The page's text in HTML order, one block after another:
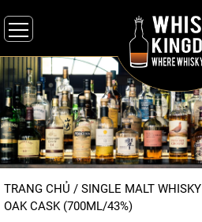
TRANG CHỦ / SINGLE MALT WHISKY
OAK CASK (700ML/43%)